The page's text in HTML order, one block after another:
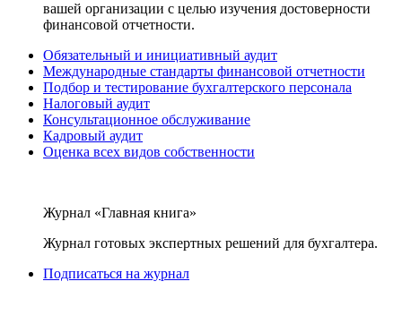
вашей организации с целью изучения достоверности
финансовой отчетности.
Обязательный и инициативный аудит
Международные стандарты финансовой отчетности
Подбор и тестирование бухгалтерского персонала
Налоговый аудит
Консультационное обслуживание
Кадровый аудит
Оценка всех видов собственности
Журнал «Главная книга»
Журнал готовых экспертных решений для бухгалтера.
Подписаться на журнал